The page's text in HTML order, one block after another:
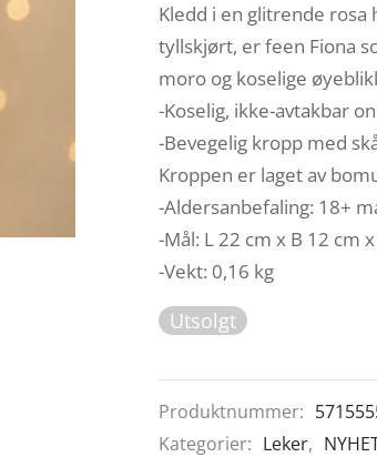
Kledd i en glitrende
tyllskjørt, er feen Fiona
moro og koselige
-Koselig, ikke-avtakbar
-Bevegelig kropp med
Kroppen er laget av
-Aldersanbefaling: 18+
-Mål: L 22 cm x B 12 cm
-Vekt: 0,16 kg
Utsolgt
Produktnummer:
Kategorier: Leker,